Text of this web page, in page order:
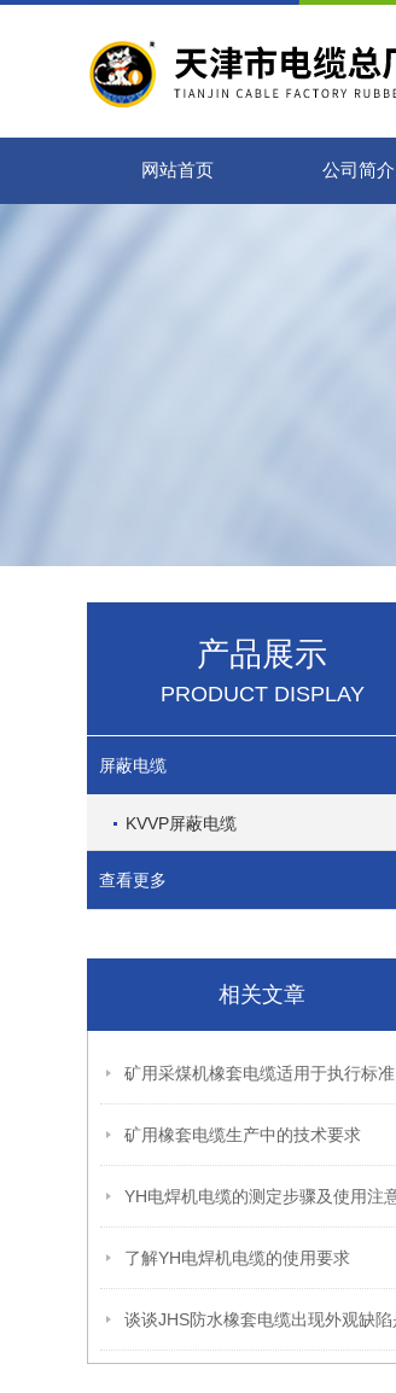
网站首页 公司简介
产品展示
PRODUCT DISPLAY
屏蔽电缆
KVVP屏蔽电缆
查看更多
相关文章
矿用采煤机橡套电缆适用于执行标准
矿用橡套电缆生产中的技术要求
了解YH电焊机电缆的使用要求